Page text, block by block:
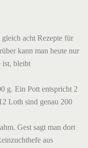
acht Rezepte für
kann man heute nur
ist, bleibt
g. Ein Pott entspricht 2
Loth sind genau 200
Gest sagt man dort
aus